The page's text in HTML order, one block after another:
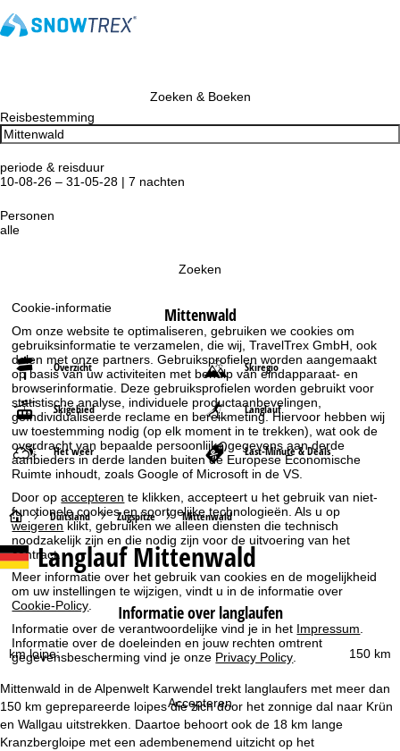
Cookie-informatie
Om onze website te optimaliseren, gebruiken we cookies om
gebruiksinformatie te verzamelen, die wij, TravelTrex GmbH, ook
delen met onze partners. Gebruiksprofielen worden aangemaakt
op basis van uw activiteiten met behulp van eindapparaat- en
browserinformatie. Deze gebruiksprofielen worden gebruikt voor
statistische analyse, individuele productaanbevelingen,
geïndividualiseerde reclame en bereikmeting. Hiervoor hebben wij
uw toestemming nodig (op elk moment in te trekken), wat ook de
overdracht van bepaalde persoonlijke gegevens aan derde
aanbieders in derde landen buiten de Europese Economische
Ruimte inhoudt, zoals Google of Microsoft in de VS.
Door opaccepteren te klikken, accepteert u het gebruik van niet-
functionele cookies en soortgelijke technologieën. Als u op
weigeren klikt, gebruiken we alleen diensten die technisch
noodzakelijk zijn en die nodig zijn voor de uitvoering van het
contract.
Meer informatie over het gebruik van cookies en de mogelijkheid
om uw instellingen te wijzigen, vindt u in de informatie over
Cookie-Policy
Informatie over de verantwoordelijke vind je in het Impressum
Informatie over de doeleinden en jouw rechten omtrent
gegevensbescherming vind je onze Privacy Policy
Accepteren
Zoeken & Boeken
Reisbestemming
periode & reisduur
10-08-26 – 31-05-28 | 7 nachten
Personen
alle
Zoeken
Mittenwald
Overzicht Skiregio
Skigebied Langlauf
Het weer Last-Minute & Deals
S
t
a
r
t
a
Duitsland Zugspitze Mittenwald
Langlauf Mittenwald
Informatie over langlaufen
150 km
km loipe:
Mittenwald in de Alpenwelt Karwendel trekt langlaufers met meer dan
150 km geprepareerde loipes die zich door het zonnige dal naar Krün
en Wallgau uitstrekken. Daartoe behoort ook de 18 km lange
Kranzbergloipe met een adembenemend uitzicht op het